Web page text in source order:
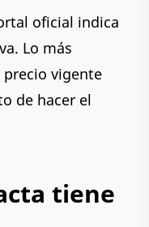
oficial indica
Lo más
vigente
de hacer el
tiene